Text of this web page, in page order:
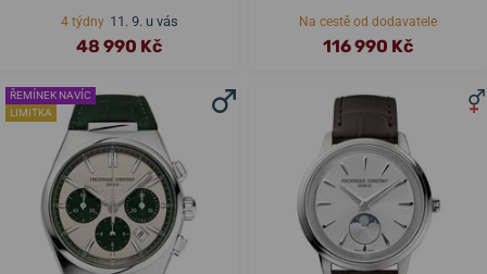
4 týdny 11. 9. u vás
48 990 Kč
Na cestě od dodavatele
116 990 Kč
ŘEMÍNEK NAVÍC
LIMITKA